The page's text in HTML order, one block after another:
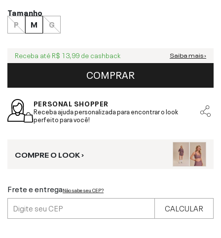
Tamanho
P
M G
Receba até R$ 13,99 de cashback Saiba mais ›
COMPRAR
PERSONAL SHOPPER
Receba ajuda personalizada para encontrar o look
perfeito para você!
COMPRE O LOOK ›
Frete e entregaNão sabe seu CEP?
CALCULAR